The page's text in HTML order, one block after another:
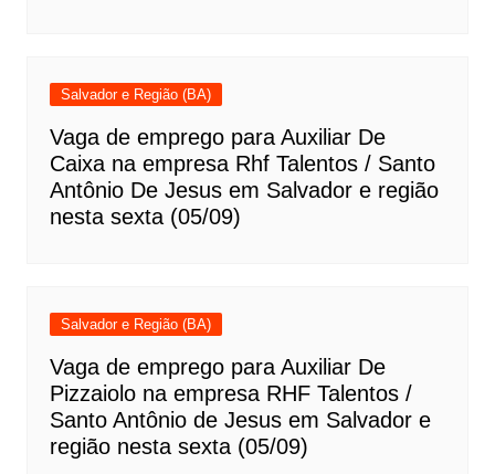
Salvador e Região (BA)
Vaga de emprego para Auxiliar De
Caixa na empresa Rhf Talentos / Santo
Antônio De Jesus em Salvador e região
nesta sexta (05/09)
Salvador e Região (BA)
Vaga de emprego para Auxiliar De
Pizzaiolo na empresa RHF Talentos /
Santo Antônio de Jesus em Salvador e
região nesta sexta (05/09)